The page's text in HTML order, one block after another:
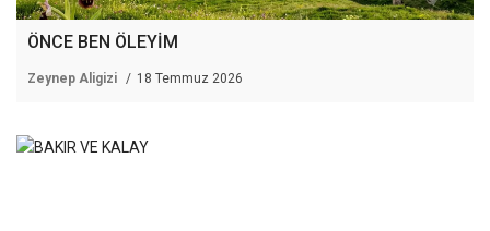
ÖNCE BEN ÖLEYİM
Zeynep Aligizi 18 Temmuz 2026